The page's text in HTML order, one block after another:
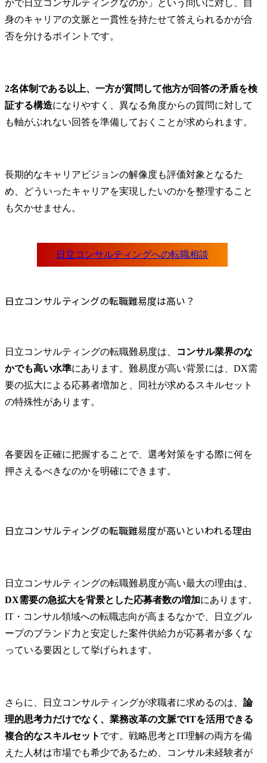
かで日立コンサルティングなのか」という問いに対し、自
身のキャリアの文脈と一貫性を持たせて答えられるかが合
否を分けるポイントです。
2名体制である以上、一方が質問して他方が回答の矛盾を検
証する構造になりやすく、異なる角度からの質問に対して
も軸がぶれない回答を準備しておくことが求められます。
長期的なキャリアビジョンの解像度も評価対象となるた
め、どういったキャリアを実現したいのかを整理すること
も欠かせません。
日立コンサルティングの転職難易度は高い？
日立コンサルティングの転職難易度は、
コンサル業界のな
かでも高い水準にあります。難易度が高い背景には、DX需
要の拡大による応募者増加と、同社が求めるスキルセット
の特殊性があります。
各要因を正確に把握することで、選考対策をする際に何を
押さえるべきなのかを明確にできます。
日立コンサルティングの転職難易度が高いといわれる理由
日立コンサルティングの転職難易度が高い最大の理由は、
DX需要の急拡大を背景とした応募者数の増加にあります。
IT・コンサル領域への転職志向が高まるなかで、日立グル
ープのブランド力と安定した案件供給力が応募者が多くな
っている要因として挙げられます。
さらに、日立コンサルティングが求職者に求めるのは、 論
理的思考力だけでなく、業務改革の文脈でITを活用できる
複合的なスキルセット です。戦略思考とIT理解の両方を備
えた人材は市場でも希少であるため、コンサル未経験者が